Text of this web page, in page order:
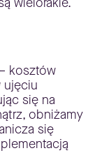
kosztów
ujęciu
się na
obniżamy
się